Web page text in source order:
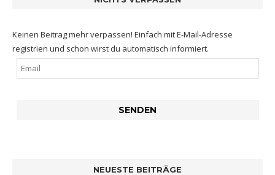
Keinen Beitrag mehr verpassen! Einfach mit E-Mail-Adresse
registrien und schon wirst du automatisch informiert.
NEUESTE BEITRÄGE